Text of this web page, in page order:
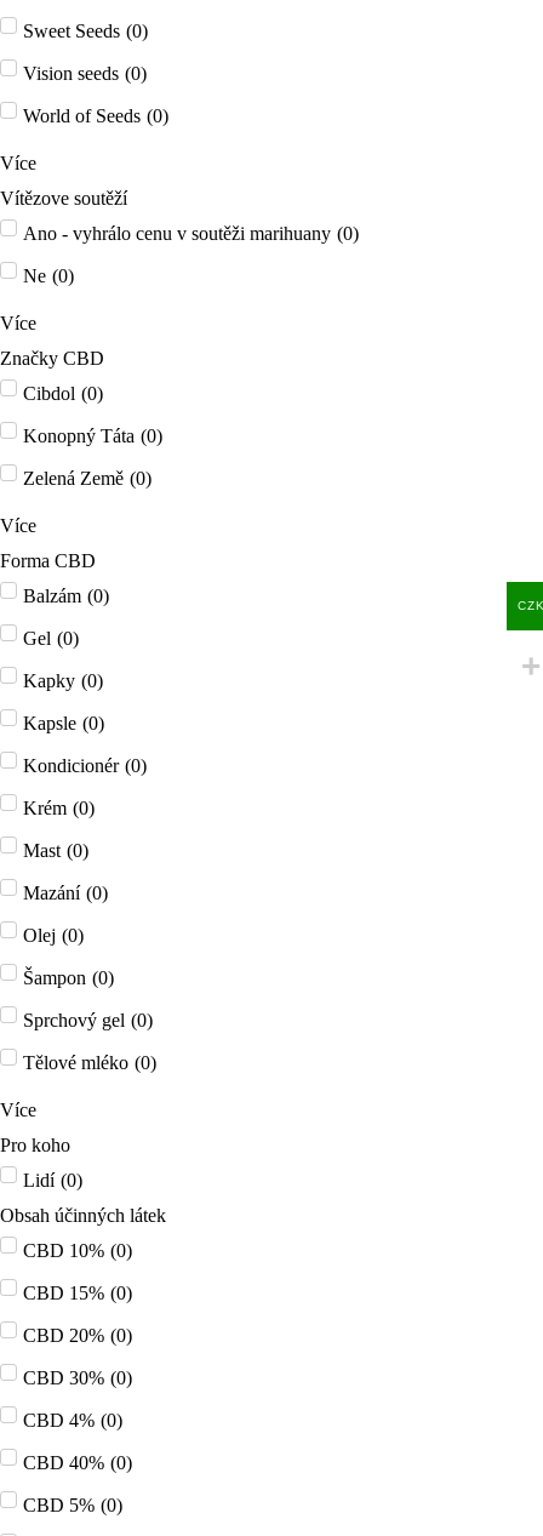
Sweet Seeds (0)
Vision seeds (0)
World of Seeds (0)
Více
Vítězove soutěží
Ano - vyhrálo cenu v soutěži marihuany (0)
Ne (0)
Více
Značky CBD
Cibdol (0)
Konopný Táta (0)
Zelená Země (0)
Více
Forma CBD
Balzám (0)
Gel (0)
Kapky (0)
Kapsle (0)
Kondicionér (0)
Krém (0)
Mast (0)
Mazání (0)
Olej (0)
Šampon (0)
Sprchový gel (0)
Tělové mléko (0)
Více
Pro koho
Lidí (0)
Obsah účinných látek
CBD 10% (0)
CBD 15% (0)
CBD 20% (0)
CBD 30% (0)
CBD 4% (0)
CBD 40% (0)
CBD 5% (0)